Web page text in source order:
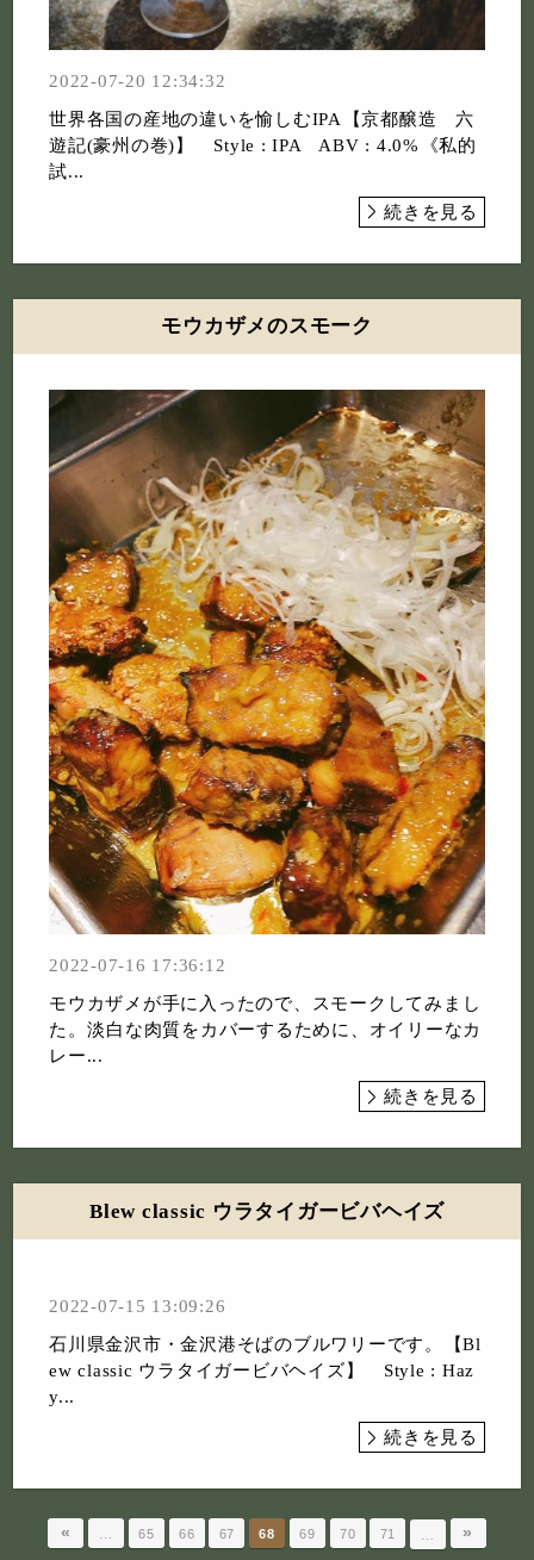
2022-07-20 12:34:32
世界各国の産地の違いを愉しむIPA⁡【京都醸造 六
遊記(豪州の巻)】⁡ Style : IPA ABV : 4.0%⁡《私的
試...
続きを見る
モウカザメのスモーク
2022-07-16 17:36:12
モウカザメが手に入ったので、スモークしてみまし
た。⁡淡白な肉質をカバーするために、オイリーなカ
レー...
続きを見る
Blew classic ウラタイガービバヘイズ
2022-07-15 13:09:26
石川県金沢市・金沢港そばのブルワリーです。⁡【Bl
ew classic ウラタイガービバヘイズ】⁡ Style : Haz
y...
続きを見る
« 65 66 67 68 69 70 71 »